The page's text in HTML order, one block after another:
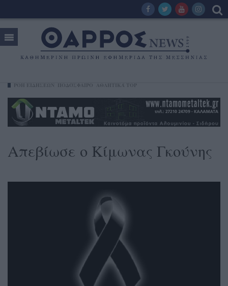
Απεβίωσε ο Κίμωνας Γκούνης